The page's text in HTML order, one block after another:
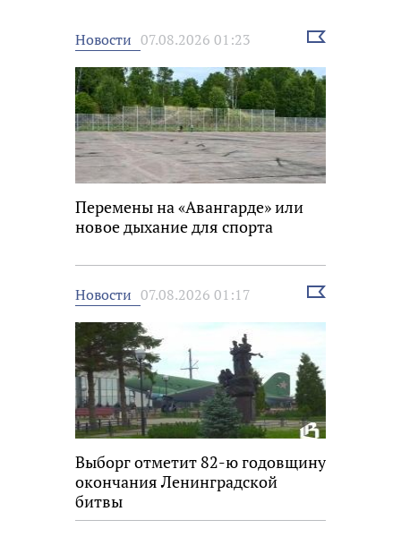
Новости 07.08.2026 01:23
Выбрать
Перемены на «Авангарде» или
новое дыхание для спорта
Новости 07.08.2026 01:17
Выбрать
Выборг отметит 82-ю годовщину
окончания Ленинградской
битвы